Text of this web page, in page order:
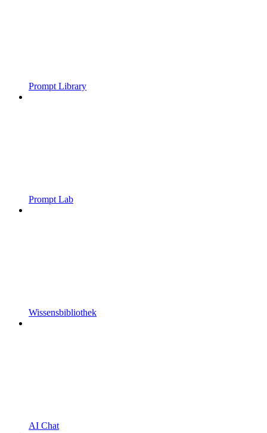
Prompt Library
Prompt Lab
Wissensbibliothek
AI Chat